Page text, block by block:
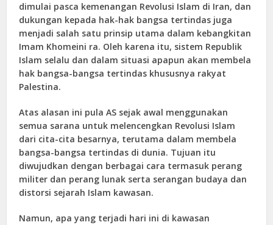
dimulai pasca kemenangan Revolusi Islam di Iran, dan
dukungan kepada hak-hak bangsa tertindas juga
menjadi salah satu prinsip utama dalam kebangkitan
Imam Khomeini ra. Oleh karena itu, sistem Republik
Islam selalu dan dalam situasi apapun akan membela
hak bangsa-bangsa tertindas khususnya rakyat
Palestina.
Atas alasan ini pula AS sejak awal menggunakan
semua sarana untuk melencengkan Revolusi Islam
dari cita-cita besarnya, terutama dalam membela
bangsa-bangsa tertindas di dunia. Tujuan itu
diwujudkan dengan berbagai cara termasuk perang
militer dan perang lunak serta serangan budaya dan
distorsi sejarah Islam kawasan.
Namun, apa yang terjadi hari ini di kawasan